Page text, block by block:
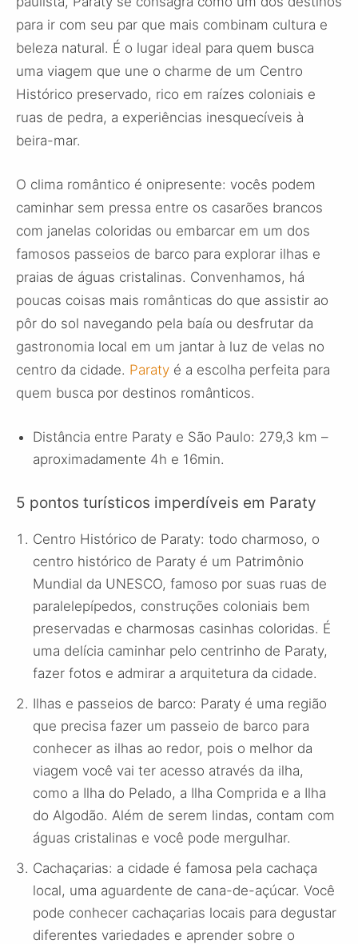
para ir com seu par que mais combinam cultura e
beleza natural. É o lugar ideal para quem busca
uma viagem que une o charme de um Centro
Histórico preservado, rico em raízes coloniais e
ruas de pedra, a experiências inesquecíveis à
beira-mar.
O clima romântico é onipresente: vocês podem
caminhar sem pressa entre os casarões brancos
com janelas coloridas ou embarcar em um dos
famosos passeios de barco para explorar ilhas e
praias de águas cristalinas. Convenhamos, há
poucas coisas mais românticas do que assistir ao
pôr do sol navegando pela baía ou desfrutar da
gastronomia local em um jantar à luz de velas no
centro da cidade. Paraty é a escolha perfeita para
quem busca por destinos românticos.
Distância entre Paraty e São Paulo: 279,3 km –
aproximadamente 4h e 16min.
5 pontos turísticos imperdíveis em Paraty
Centro Histórico de Paraty: todo charmoso, o
centro histórico de Paraty é um Patrimônio
Mundial da UNESCO, famoso por suas ruas de
paralelepípedos, construções coloniais bem
preservadas e charmosas casinhas coloridas. É
uma delícia caminhar pelo centrinho de Paraty,
fazer fotos e admirar a arquitetura da cidade.
Ilhas e passeios de barco: Paraty é uma região
que precisa fazer um passeio de barco para
conhecer as ilhas ao redor, pois o melhor da
viagem você vai ter acesso através da ilha,
como a Ilha do Pelado, a Ilha Comprida e a Ilha
do Algodão. Além de serem lindas, contam com
águas cristalinas e você pode mergulhar.
Cachaçarias: a cidade é famosa pela cachaça
local, uma aguardente de cana-de-açúcar. Você
pode conhecer cachaçarias locais para degustar
diferentes variedades e aprender sobre o